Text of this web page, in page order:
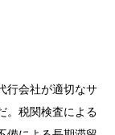
行会社が適切なサ
。税関検査による